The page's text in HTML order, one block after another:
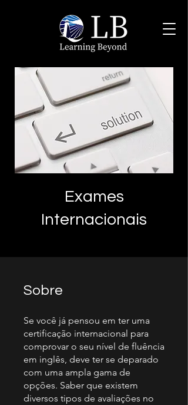
Exames
Internacionais
Sobre
Se você já pensou em ter uma
certificação internacional para
comprovar o seu nível de fluência
em inglês, deve ter se deparado
com uma ampla gama de
opções. Saber que existem
diversos tipos de avaliações no